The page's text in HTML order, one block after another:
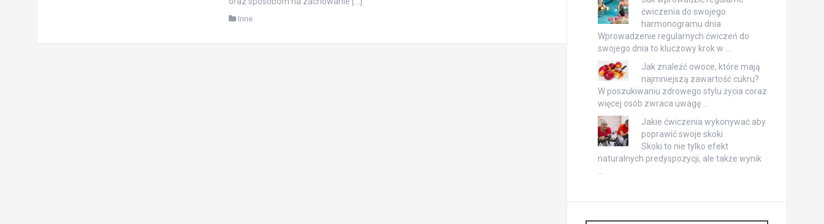
Inne
ćwiczenia do swojego
harmonogramu dnia
Wprowadzenie regularnych ćwiczeń do
swojego dnia to kluczowy krok w …
Jak znaleźć owoce, które mają
najmniejszą zawartość cukru?
W poszukiwaniu zdrowego stylu życia coraz
więcej osób zwraca uwagę …
Jakie ćwiczenia wykonywać aby
poprawić swoje skoki
Skoki to nie tylko efekt
naturalnych predyspozycji, ale także wynik